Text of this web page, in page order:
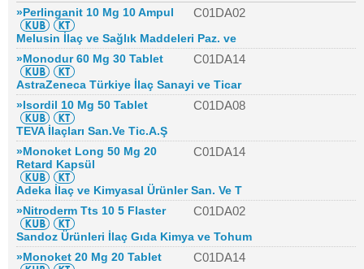
»Perlinganit 10 Mg 10 Ampul C01DA02
Melusin İlaç ve Sağlık Maddeleri Paz. ve
»Monodur 60 Mg 30 Tablet
C01DA14
AstraZeneca Türkiye İlaç Sanayi ve Ticar
»Isordil 10 Mg 50 Tablet
C01DA08
TEVA İlaçları San.Ve Tic.A.Ş
»Monoket Long 50 Mg 20
Retard Kapsül
C01DA14
Adeka İlaç ve Kimyasal Ürünler San. Ve T
»Nitroderm Tts 10 5 Flaster
C01DA02
Sandoz Ürünleri İlaç Gıda Kimya ve Tohum
»Monoket 20 Mg 20 Tablet
C01DA14